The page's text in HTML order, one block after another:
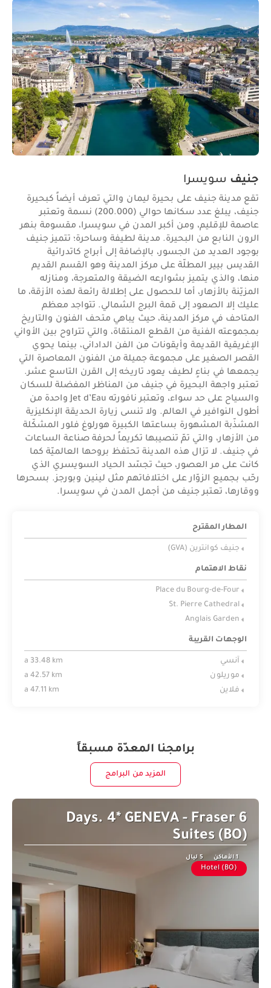
جنيف سويسرا
تقع مدينة جنيف على بحيرة ليمان والتي تعرف أيضاً كبحيرة
جنيف، يبلغ عدد سكانها حوالي (200.000) نسمة وتعتبر
عاصمة للإقليم، ومن أكبر المدن في سويسرا، مقسومة بنهر
الرون النابع من البحيرة. مدينة لطيفة وساحرة؛ تتميز جنيف
بوجود العديد من الجسور، بالإضافة إلى أبراج كاتدرائية
القديس بيير المطلّة على مركز المدينة وهو القسم القديم
منها، والذي يتميز بشوارعه الضيقة والمتعرجة، ومنازله
المزيّنة بالأزهار، أما للحصول على إطلالة رائعة لهذه الأزقة، ما
عليك إلا الصعود إلى قمة البرج الشمالي. تتواجد معظم
المتاحف في مركز المدينة، حيث يباهي متحف الفنون والتاريخ
بمجموعته الفنية من القطع المنتقاة، والتي تتراوح بين الأواني
الإغريقية القديمة وأيقونات من الفن الداداني، بينما يحوي
القصر الصغير على مجموعة جميلة من الفنون المعاصرة التي
يجمعها في بناءٍ لطيف يعود تاريخه إلى القرن التاسع عشر.
تعتبر واجهة البحيرة في جنيف من المناظر المفضلة للسكان
والسياح على حد سواء، وتعتبر نافورته Jet d’Eau واحدة من
أطول النوافير في العالم. ولا تنسى زيارة الحديقة الإنكليزية
المشذّبة المشهورة بساعتها الكبيرة هورلوغ فلور المشكّلة
من الأزهار، والتي تمّ تنصيبها تكريماً لحرفة صناعة الساعات
في جنيف. لا تزال هذه المدينة تحتفظ بروحها العالميّة كما
كانت على مر العصور، حيث تجسّد الحياد السويسري الذي
رحّب بجميع الزوّار على اختلافاتهم مثل لينين وبورجز. بسحرها
ووقارها، تعتبر جنيف من أجمل المدن في سويسرا.
المطار المقترح
جنيف كوانترين (GVA)
نقاط الاهتمام
Place du Bourg-de-Four
St. Pierre Cathedral
Anglais Garden
الوجهات القريبة
آنسي
a 33.48 km
موريلون
a 42.57 km
فلاين
a 47.11 km
برامجنا المعدّة مسبقاً
المزيد من البرامج
6 Days. 4* GENEVA - Fraser
Suites (BO)
1 الأماكن 5 ليال
Hotel (BO)